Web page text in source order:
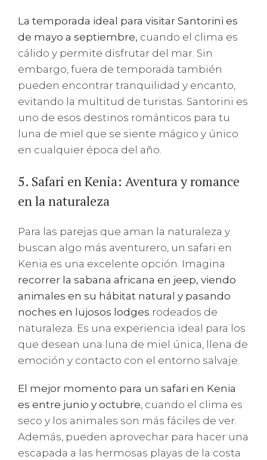
La temporada ideal para visitar Santorini es
de mayo a septiembre, cuando el clima es
cálido y permite disfrutar del mar. Sin
embargo, fuera de temporada también
pueden encontrar tranquilidad y encanto,
evitando la multitud de turistas. Santorini es
uno de esos destinos románticos para tu
luna de miel que se siente mágico y único
en cualquier época del año.
5. Safari en Kenia: Aventura y romance
en la naturaleza
Para las parejas que aman la naturaleza y
buscan algo más aventurero, un safari en
Kenia es una excelente opción. Imagina
recorrer la sabana africana en jeep, viendo
animales en su hábitat natural y pasando
noches en lujosos lodges rodeados de
naturaleza. Es una experiencia ideal para los
que desean una luna de miel única, llena de
emoción y contacto con el entorno salvaje.
El mejor momento para un safari en Kenia
es entre junio y octubre, cuando el clima es
seco y los animales son más fáciles de ver.
Además, pueden aprovechar para hacer una
escapada a las hermosas playas de la costa